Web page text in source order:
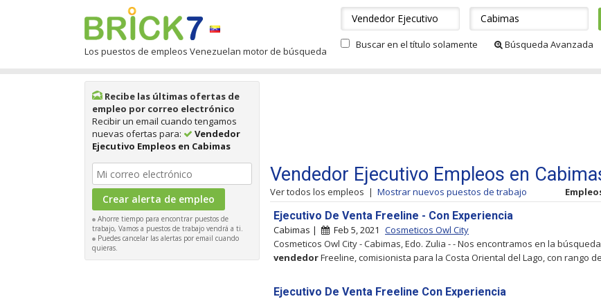
Los puestos de empleos Venezuelan motor de búsqueda
Buscar en el título solamente Búsqueda Avanzada
Recibe las últimas ofertas de
empleo por correo electrónico
Recibir un email cuando tengamos
nuevas ofertas para:
Vendedor
Ejecutivo Empleos en Cabimas
Ahorre tiempo para encontrar puestos de
trabajo, Vamos a puestos de trabajo vendrá a ti.
Puedes cancelar las alertas por email cuando
quieras.
Vendedor Ejecutivo Empleos en
Ver todos los empleos | Mostrar nuevos puestos de trabajo
Ejecutivo De Venta Freeline - Con Experiencia
Cabimas | Feb 5, 2021 Cosmeticos Owl City
Cosmeticos Owl City - Cabimas, Edo. Zulia - - Nos encontramos en la
vendedorFreeline, comisionista para la Costa Oriental del Lago, con rango
Ejecutivo De Venta Freeline Con Experiencia